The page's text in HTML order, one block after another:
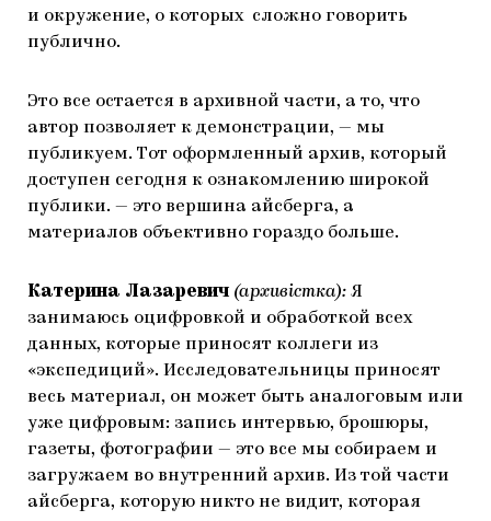
и окружение, о которых сложно говорить
публично.
Это все остается в архивной части, а то, что
автор позволяет к демонстрации, — мы
публикуем. Тот оформленный архив, который
доступен сегодня к ознакомлению широкой
публики. — это вершина айсберга, а
материалов объективно гораздо больше.
Катерина Лазаревич (архивістка): Я
занимаюсь оцифровкой и обработкой всех
данных, которые приносят коллеги из
«экспедиций». Исследовательницы приносят
весь материал, он может быть аналоговым или
уже цифровым: запись интервью, брошюры,
газеты, фотографии — это все мы собираем и
загружаем во внутренний архив. Из той части
айсберга, которую никто не видит, которая